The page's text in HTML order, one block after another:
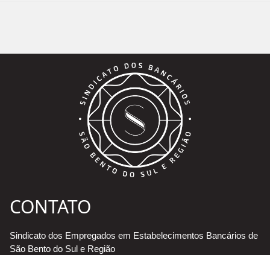
CONTATO
Sindicato dos Empregados em Estabelecimentos Bancários de
São Bento do Sul e Região